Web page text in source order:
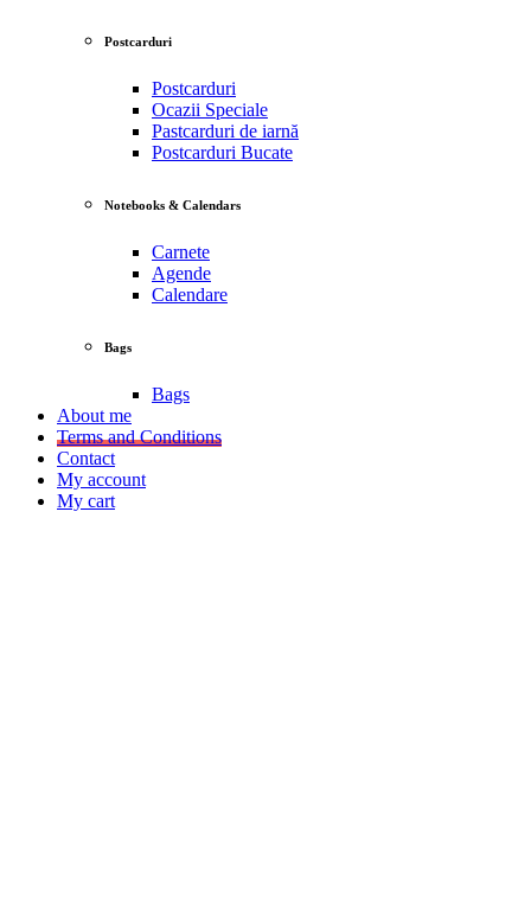
Postcarduri
Postcarduri
Ocazii Speciale
Pastcarduri de iarnă
Postcarduri Bucate
Notebooks & Calendars
Carnete
Agende
Calendare
Bags
Bags
About me
Terms and Conditions
Contact
My account
My cart